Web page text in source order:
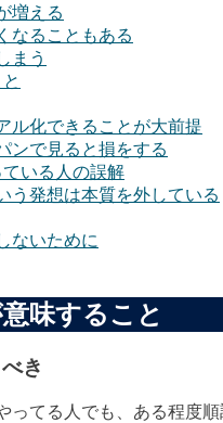
増える
なることもある
まう
ル化できることが大前提
ンで見ると損をする
いる人の誤解
う発想は本質を外している
ないために
味すること
き
ってる人でも、ある程度